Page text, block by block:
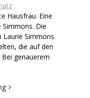
Hausfrau. Eine
Simmons. Die
Laurie Simmons
die auf den
genauerem